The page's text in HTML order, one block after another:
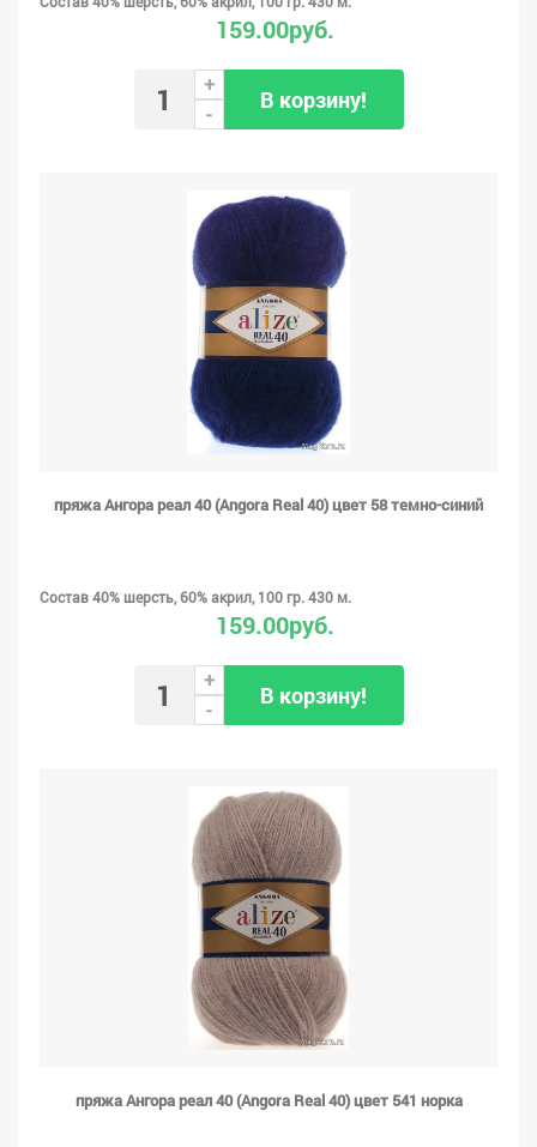
159.00руб.
+
-
В корзину!
пряжа Ангора реал 40 (Angora Real 40) цвет 58 темно-синий
Состав 40% шерсть, 60% акрил, 100 гр. 430 м.
159.00руб.
+
-
В корзину!
пряжа Ангора реал 40 (Angora Real 40) цвет 541 норка